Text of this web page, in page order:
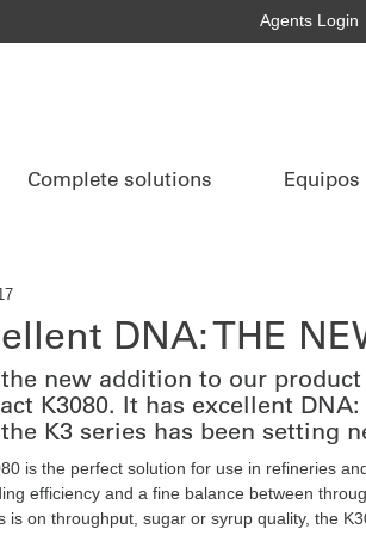
Agents Login
Complete solutions Equipos
DNA: THE
new addition to our
K3080. It has excellent
the K3 series has been setting
is the perfect solution for use in refineries
efficiency and a fine balance between
is on throughput, sugar or syrup quality, the